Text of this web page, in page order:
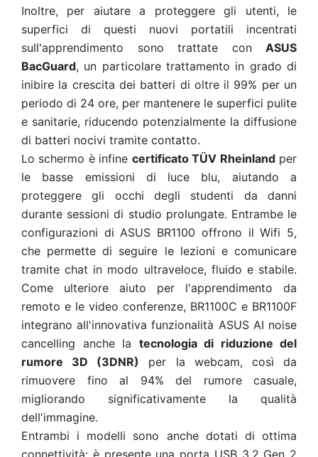
Inoltre, per aiutare a proteggere gli utenti, le
superfici di questi nuovi portatili incentrati
sull'apprendimento sono trattate con ASUS
BacGuard, un particolare trattamento in grado di
inibire la crescita dei batteri di oltre il 99% per un
periodo di 24 ore, per mantenere le superfici pulite
e sanitarie, riducendo potenzialmente la diffusione
di batteri nocivi tramite contatto.
Lo schermo è infine certificato TÜV Rheinlandper
le basse emissioni di luce blu, aiutando a
proteggere gli occhi degli studenti da danni
durante sessioni di studio prolungate. Entrambe le
configurazioni di ASUS BR1100 offrono il Wifi 5,
che permette di seguire le lezioni e comunicare
tramite chat in modo ultraveloce, fluido e stabile.
Come ulteriore aiuto per l'apprendimento da
remoto e le video conferenze, BR1100C e BR1100F
integrano all'innovativa funzionalità ASUS AI noise
cancelling anche la tecnologia di riduzione del
rumore 3D (3DNR)
per la webcam, così da
rimuovere fino al 94% del rumore casuale,
migliorando significativamente la qualità
dell'immagine.
Entrambi i modelli sono anche dotati di ottima
connettività: è presente una porta USB 3.2 Gen 2